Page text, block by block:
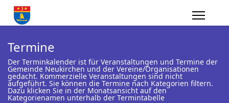
Termine
Der Terminkalender ist für Veranstaltungen und Termine der
Gemeinde Neukirchen und der Vereine/Organisationen
gedacht. Kommerzielle Veranstaltungen sind nicht
aufgeführt. Sie können die Termine nach Kategorien filtern.
Dazu klicken Sie in der Monatsansicht auf den
Kategorienamen unterhalb der Termintabelle